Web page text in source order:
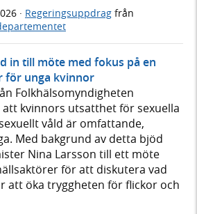
· Regeringsuppdrag från
in till möte med fokus på en
för unga kvinnor
Folkhälsomyndigheten
kvinnors utsatthet för sexuella
våld är omfattande,
Med bakgrund av detta bjöd
Nina Larsson till ett möte
för att diskutera vad
att öka tryggheten för flickor och